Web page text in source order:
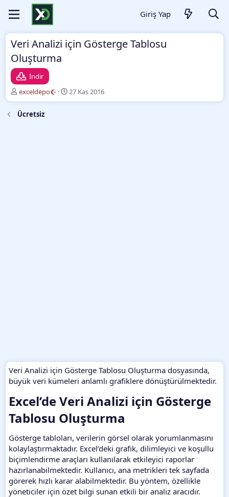
Giriş Yap
Veri Analizi için Gösterge Tablosu
Oluşturma
İndir
Y
a
z
a
exceldepo
O
l
27 Kas 2016
Ücretsiz
Veri Analizi için Gösterge Tablosu Oluşturma dosyasında,
büyük veri kümeleri anlamlı grafiklere dönüştürülmektedir.
Excel’de Veri Analizi için Gösterge
Tablosu Oluşturma​
Gösterge tabloları, verilerin görsel olarak yorumlanmasını
kolaylaştırmaktadır. Excel’deki grafik, dilimleyici ve koşullu
biçimlendirme araçları kullanılarak etkileyici raporlar
hazırlanabilmektedir. Kullanıcı, ana metrikleri tek sayfada
görerek hızlı karar alabilmektedir. Bu yöntem, özellikle
yöneticiler için özet bilgi sunan etkili bir analiz aracıdır.